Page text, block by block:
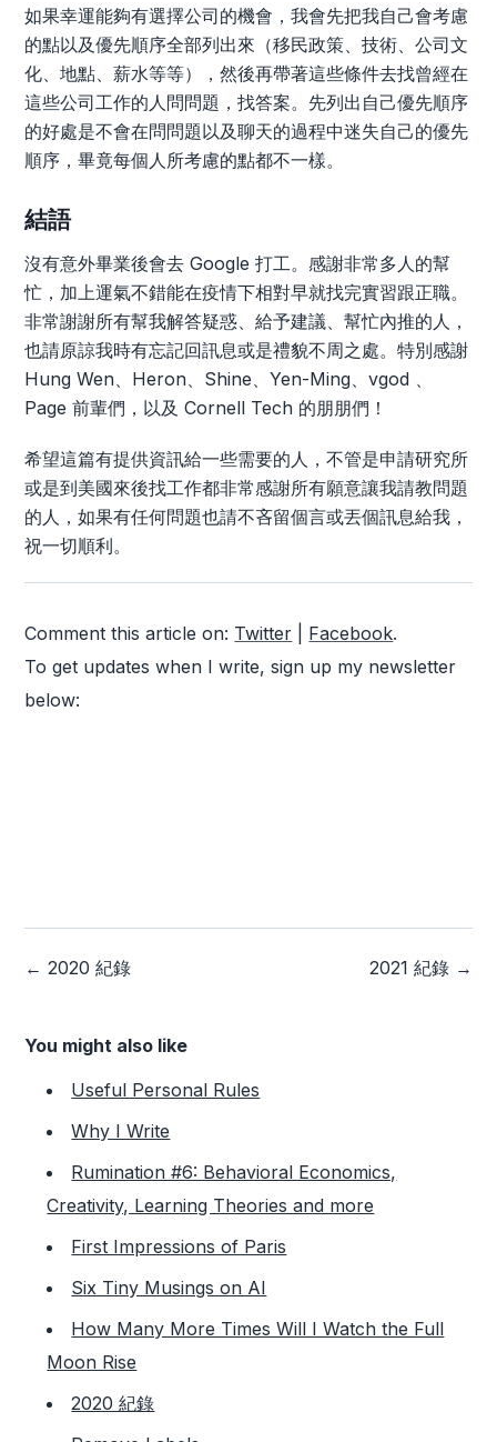
如果幸運能夠有選擇公司的機會，我會先把我自己會考慮
的點以及優先順序全部列出來（移民政策、技術、公司文
化、地點、薪水等等），然後再帶著這些條件去找曾經在
這些公司工作的人問問題，找答案。先列出自己優先順序
的好處是不會在問問題以及聊天的過程中迷失自己的優先
順序，畢竟每個人所考慮的點都不一樣。
結語
沒有意外畢業後會去 Google 打工。感謝非常多人的幫
忙，加上運氣不錯能在疫情下相對早就找完實習跟正職。
非常謝謝所有幫我解答疑惑、給予建議、幫忙內推的人，
也請原諒我時有忘記回訊息或是禮貌不周之處。特別感謝
Hung Wen、Heron、Shine、Yen-Ming、vgod 、
Page 前輩們，以及 Cornell Tech 的朋朋們！
希望這篇有提供資訊給一些需要的人，不管是申請研究所
或是到美國來後找工作都非常感謝所有願意讓我請教問題
的人，如果有任何問題也請不吝留個言或丟個訊息給我，
祝一切順利。
Comment this article on: Twitter Facebook.
To get updates when I write, sign up my newsletter
below:
←2020 紀錄 2021 紀錄→
You might also like
Useful Personal Rules
Why I Write
Rumination #6: Behavioral Economics,
Creativity, Learning Theories and more
First Impressions of Paris
Six Tiny Musings on AI
How Many More Times Will I Watch the Full
Moon Rise
2020 紀錄